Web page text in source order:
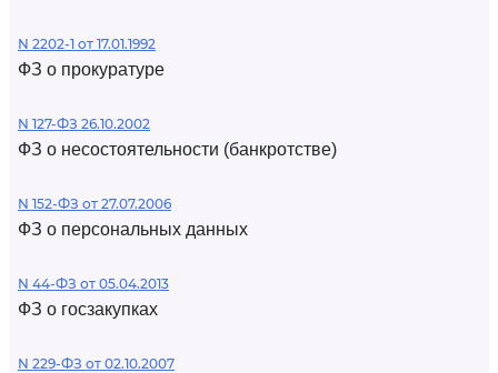
N 2202-1 от 17.01.1992
ФЗ о прокуратуре
N 127-ФЗ 26.10.2002
ФЗ о несостоятельности (банкротстве)
N 152-ФЗ от 27.07.2006
ФЗ о персональных данных
N 44-ФЗ от 05.04.2013
ФЗ о госзакупках
N 229-ФЗ от 02.10.2007